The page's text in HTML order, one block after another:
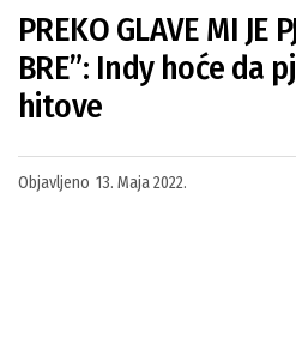
PREKO GLAVE MI JE
BRE”: Indy hoće da
hitove
Objavljeno 13. Maja 2022.